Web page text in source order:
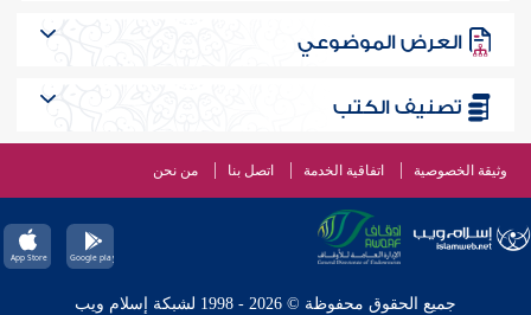
العرض الموضوعي
تصنيف الكتب
وثيقة الخصوصية اتفاقية الخدمة اتصل بنا من نحن
جميع الحقوق محفوظة © 2026 - 1998 لشبكة إسلام ويب